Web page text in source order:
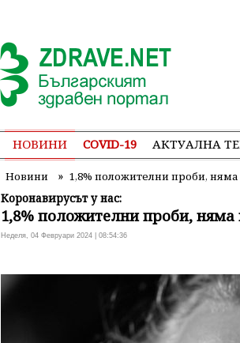
НОВИНИ COVID-19 АКТУАЛНА
Новини » 1,8% положителни проби,
Коронавирусът у нас:
1,8% положителни проби,
Неделя, 04 Февруари 2024 | 08:54:36